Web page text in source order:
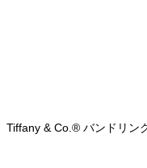
Tiffany & Co.® バンドリン